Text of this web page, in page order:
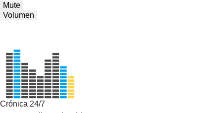
Mute
Volumen
Crónica 24/7